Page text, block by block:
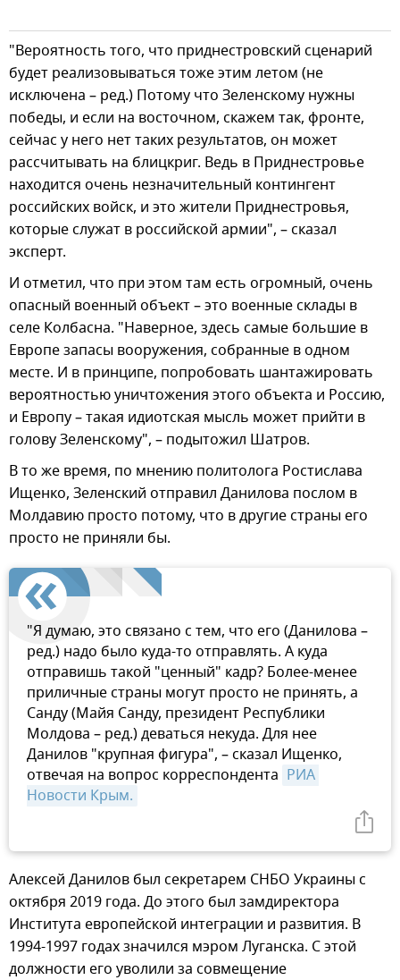
"Вероятность того, что приднестровский сценарий
будет реализовываться тоже этим летом (не
исключена – ред.) Потому что Зеленскому нужны
победы, и если на восточном, скажем так, фронте,
сейчас у него нет таких результатов, он может
рассчитывать на блицкриг. Ведь в Приднестровье
находится очень незначительный контингент
российских войск, и это жители Приднестровья,
которые служат в российской армии", – сказал
эксперт.
И отметил, что при этом там есть огромный, очень
опасный военный объект – это военные склады в
селе Колбасна. "Наверное, здесь самые большие в
Европе запасы вооружения, собранные в одном
месте. И в принципе, попробовать шантажировать
вероятностью уничтожения этого объекта и Россию,
и Европу – такая идиотская мысль может прийти в
голову Зеленскому", – подытожил Шатров.
В то же время, по мнению политолога Ростислава
Ищенко, Зеленский отправил Данилова послом в
Молдавию просто потому, что в другие страны его
просто не приняли бы.
"Я думаю, это связано с тем, что его (Данилова –
ред.) надо было куда-то отправлять. А куда
отправишь такой "ценный" кадр? Более-менее
приличные страны могут просто не принять, а
Санду (Майя Санду, президент Республики
Молдова – ред.) деваться некуда. Для нее
Данилов "крупная фигура", – сказал Ищенко,
отвечая на вопрос корреспондента РИА
Новости Крым.
Алексей Данилов был секретарем СНБО Украины с
октября 2019 года. До этого был замдиректора
Института европейской интеграции и развития. В
1994-1997 годах значился мэром Луганска. С этой
должности его уволили за совмещение